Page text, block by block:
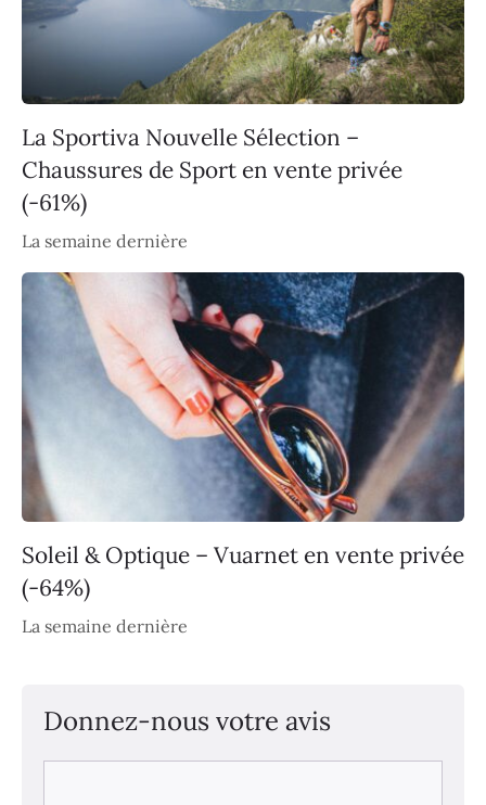
La Sportiva Nouvelle Sélection –
Chaussures de Sport en vente privée
(-61%)
La semaine dernière
Soleil & Optique – Vuarnet en vente privée
(-64%)
La semaine dernière
Donnez-nous votre avis